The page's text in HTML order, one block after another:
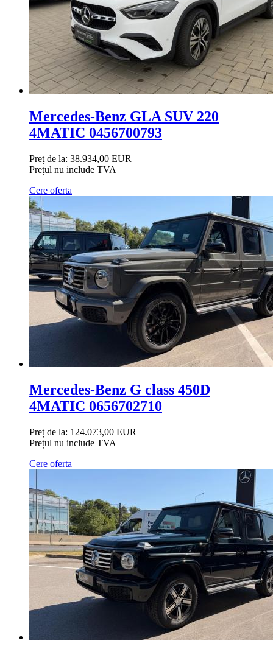
Mercedes-Benz GLA SUV 220
4MATIC 0456700793
Preț de la: 38.934,00 EUR
Prețul nu include TVA
Cere oferta
Mercedes-Benz G class 450D
4MATIC 0656702710
Preț de la: 124.073,00 EUR
Prețul nu include TVA
Cere oferta